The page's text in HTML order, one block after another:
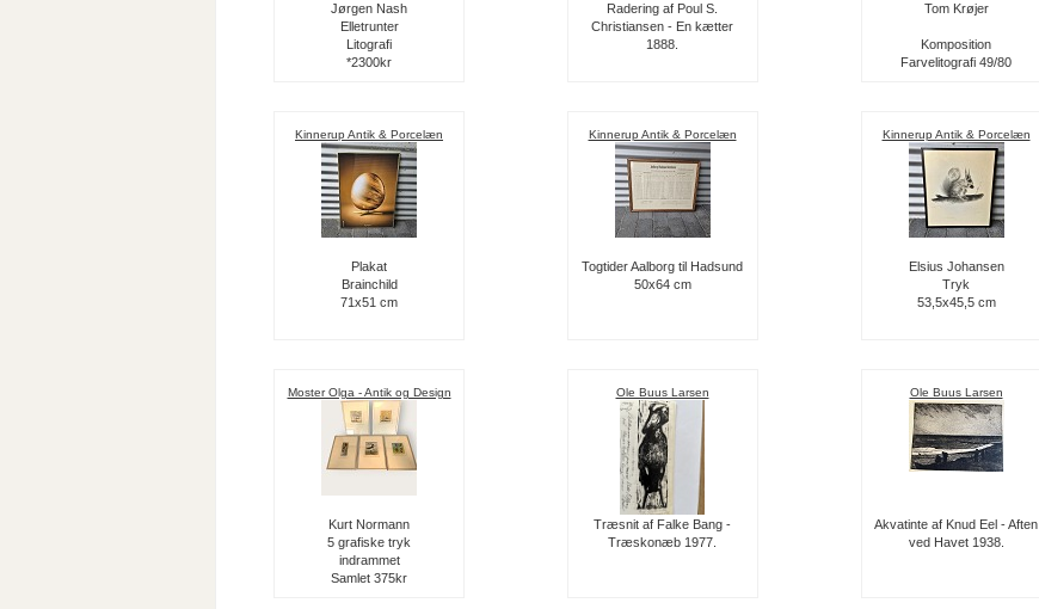
Jørgen Nash
Elletrunter
Litografi
*2300kr
Radering af Poul S.
Christiansen - En kætter
1888.
Tom Krøjer
Komposition
Farvelitografi 49/80
Kinnerup Antik & Porcelæn
Plakat
Brainchild
71x51 cm
Kinnerup Antik & Porcelæn
Togtider Aalborg til Hadsund
50x64 cm
Kinnerup Antik & Porcelæn
Elsius Johansen
Tryk
53,5x45,5 cm
Moster Olga - Antik og Design
Kurt Normann
5 grafiske tryk
indrammet
Samlet 375kr
Ole Buus Larsen
Træsnit af Falke Bang -
Træskonæb 1977.
Ole Buus Larsen
Akvatinte af Knud Eel - Aften
ved Havet 1938.